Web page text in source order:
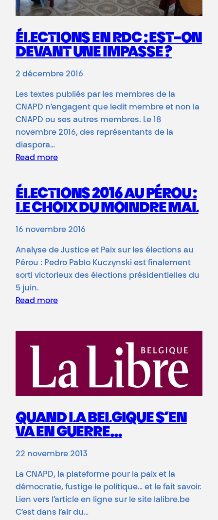
ÉLECTIONS EN RDC : EST-ON
DEVANT UNE IMPASSE ?
2 décembre 2016
Les textes publiés par les membres de la
CNAPD n’engagent que ledit membre et non la
CNAPD ou ses autres membres. Le 18
novembre 2016, des représentants de la
diaspora…
Read more
ÉLECTIONS 2016 AU PÉROU :
LE CHOIX DU MOINDRE MAL
16 novembre 2016
Analyse de Justice et Paix sur les élections au
Pérou : Pedro Pablo Kuczynski est finalement
sorti victorieux des élections présidentielles du
5 juin.
Read more
QUAND LA BELGIQUE S’EN
VA EN GUERRE…
22 novembre 2013
La CNAPD, la plateforme pour la paix et la
démocratie, fustige le politique… et le fait savoir.
Lien vers l’article en ligne sur le site lalibre.be
C’est dans l’air du…